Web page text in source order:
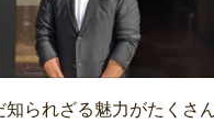
知られざる魅力がたくさ